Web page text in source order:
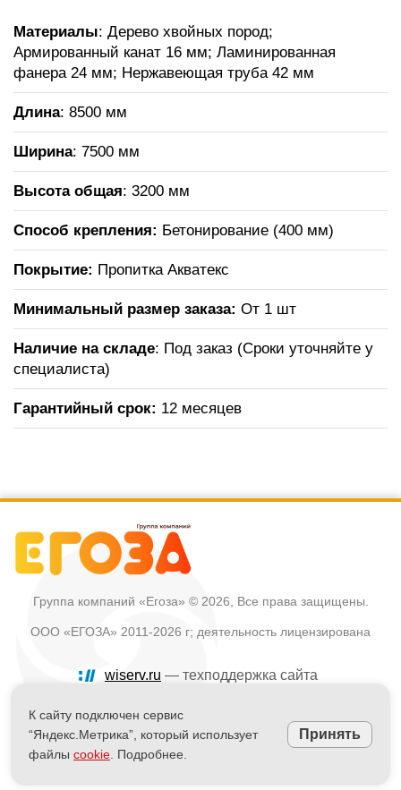
Материалы: Дерево хвойных пород;
Армированный канат 16 мм; Ламинированная
фанера 24 мм; Нержавеющая труба 42 мм
Длина: 8500 мм
Ширина: 7500 мм
Высота общая: 3200 мм
Способ крепления: Бетонирование (400 мм)
Покрытие: Пропитка Акватекс
Минимальный размер заказа: От 1 шт
Наличие на складе: Под заказ (Сроки уточняйте у
специалиста)
Гарантийный срок: 12 месяцев
Группа компаний «Егоза» © 2026, Все права защищены.
ООО «ЕГОЗА» 2011-2026 г; деятельность лицензирована
wiserv.ru — техподдержка сайта
Политика в отношении обработки персональных данных
Информация на сайте не является публичной офертой
К сайту подключен сервис
“Яндекс.Метрика”, который использует
файлы cookie . Подробнее.
Принять